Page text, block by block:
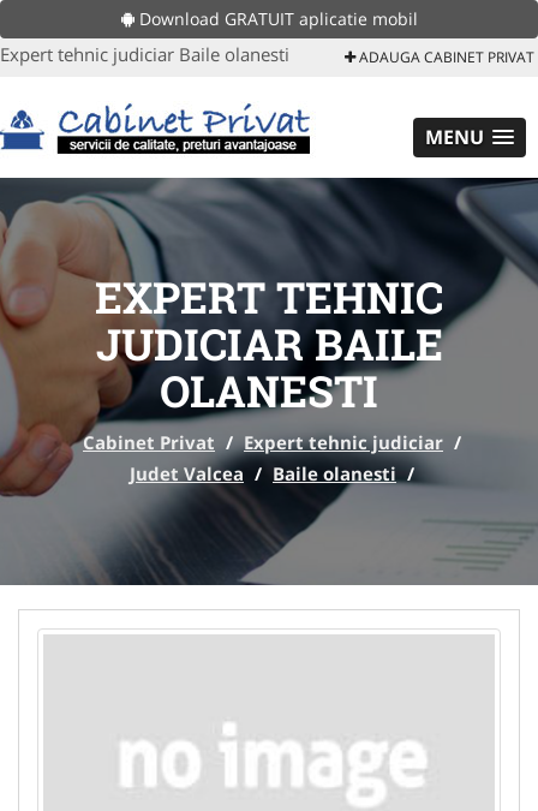
Download GRATUIT aplicatie mobil
Expert tehnic judiciar Baile olanesti ADAUGA CABINET PRIVAT
MENU
EXPERT TEHNIC
JUDICIAR BAILE
OLANESTI
Cabinet Privat / Expert tehnic judiciar /
Judet Valcea / Baile olanesti /